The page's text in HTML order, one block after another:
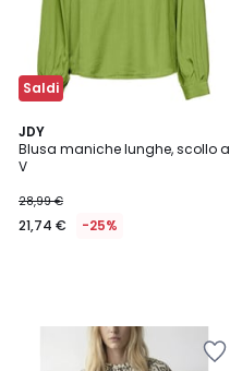
Saldi
JDY
Blusa maniche lunghe, scollo a
V
28,99 €
21,74 € -25%